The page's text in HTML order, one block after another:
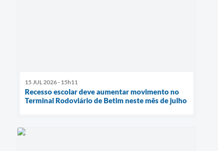
15 JUL 2026 - 15h11
Recesso escolar deve aumentar movimento no
Terminal Rodoviário de Betim neste mês de julho